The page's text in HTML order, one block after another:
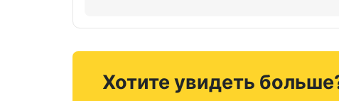
Хотите увидеть